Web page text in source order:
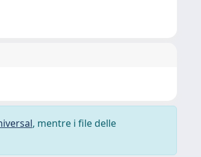
, mentre i file delle